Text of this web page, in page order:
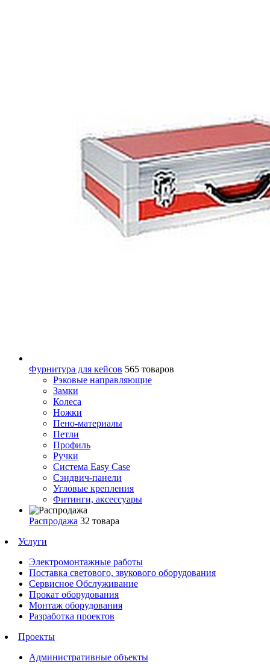
Фурнитура для кейсов 565 товаров
Рэковые направляющие
Замки
Колеса
Ножки
Пено-материалы
Петли
Профиль
Ручки
Система Easy Case
Сэндвич-панели
Угловые крепления
Фитинги, аксессуары
Распродажа 32 товара
Услуги
Электромонтажные работы
Поставка светового, звукового оборудования
Сервисное Обслуживание
Прокат оборудования
Монтаж оборудования
Разработка проектов
Проекты
Административные объекты